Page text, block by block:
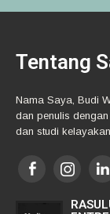
Tentang
Nama Saya, Budi
dan penulis
dan studi